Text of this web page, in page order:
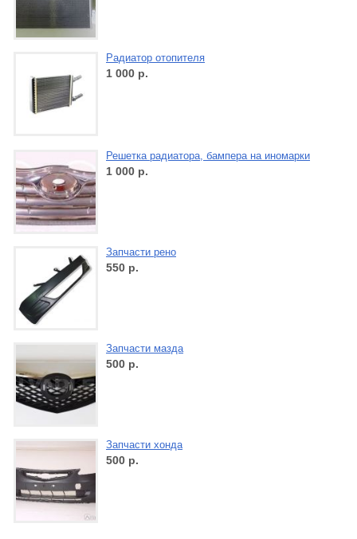
Радиатор отопителя
1 000 р.
Решетка радиатора, бампера на иномарки
1 000 р.
Запчасти рено
550 р.
Запчасти мазда
500 р.
Запчасти хонда
500 р.